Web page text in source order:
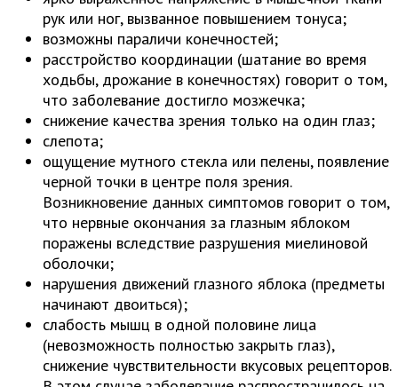
рук или ног, вызванное повышением тонуса;
возможны параличи конечностей;
расстройство координации (шатание во время
ходьбы, дрожание в конечностях) говорит о том,
что заболевание достигло мозжечка;
снижение качества зрения только на один глаз;
слепота;
ощущение мутного стекла или пелены, появление
черной точки в центре поля зрения.
Возникновение данных симптомов говорит о том,
что нервные окончания за глазным яблоком
поражены вследствие разрушения миелиновой
оболочки;
нарушения движений глазного яблока (предметы
начинают двоиться);
слабость мышц в одной половине лица
(невозможность полностью закрыть глаз),
снижение чувствительности вкусовых рецепторов.